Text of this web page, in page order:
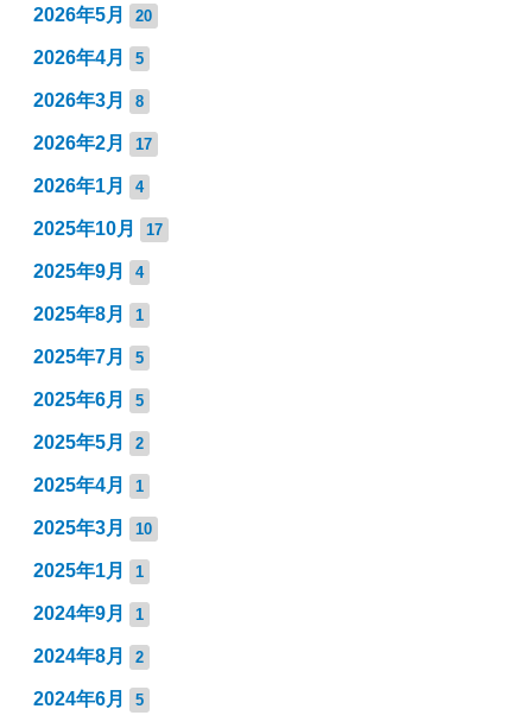
2026年5月 20
2026年4月 5
2026年3月 8
2026年2月 17
2026年1月 4
2025年10月 17
2025年9月 4
2025年8月 1
2025年7月 5
2025年6月 5
2025年5月 2
2025年4月 1
2025年3月 10
2025年1月 1
2024年9月 1
2024年8月 2
2024年6月 5